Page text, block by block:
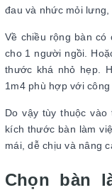
đau và nhức mỏi lưng,
Về chiều rộng bàn có
cho 1 người ngồi.
thước khá nhỏ hẹp.
1m4 phù hợp với
Do vậy tùy thuộc
kích thước bàn làm
mái, dễ chịu và nâng
Chọn bàn